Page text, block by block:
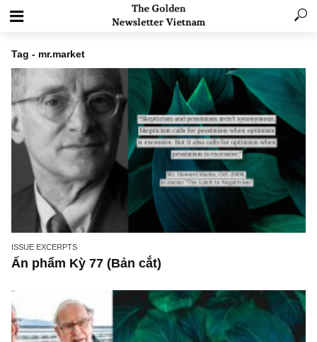
Tag - mr.market
Ấn phẩm Kỳ 77 (Bản cắt)